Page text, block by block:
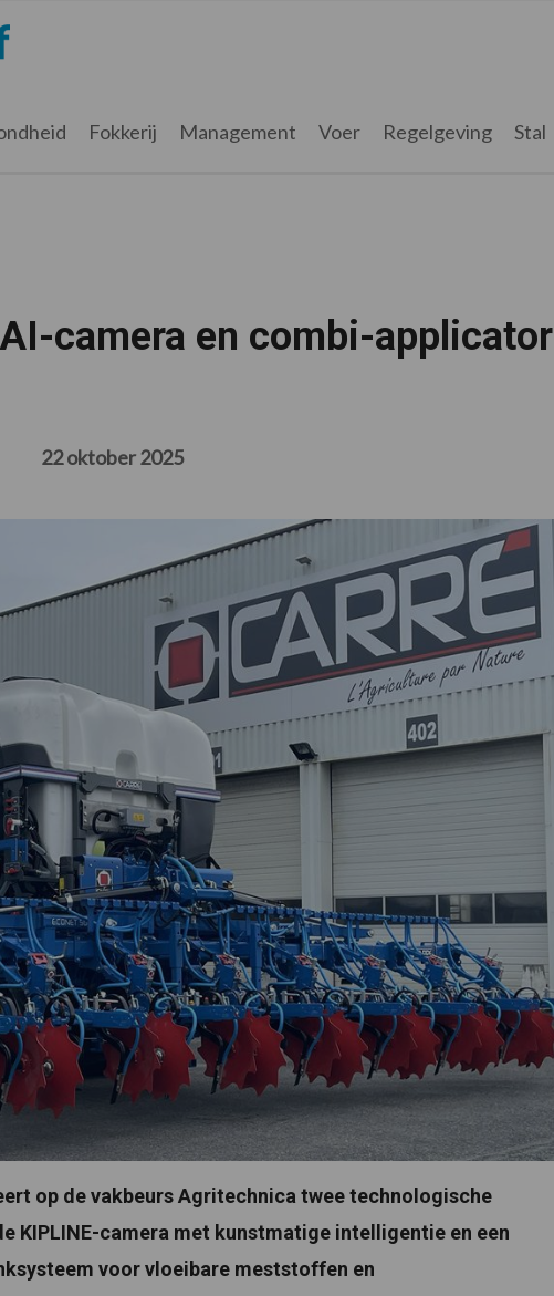
Fokkerij Management Voer Regelgeving Stal
camera en combi-applicator
22 oktober 2025
op de vakbeurs Agritechnica twee technologische
KIPLINE-camera met kunstmatige intelligentie en een
voor vloeibare meststoffen en